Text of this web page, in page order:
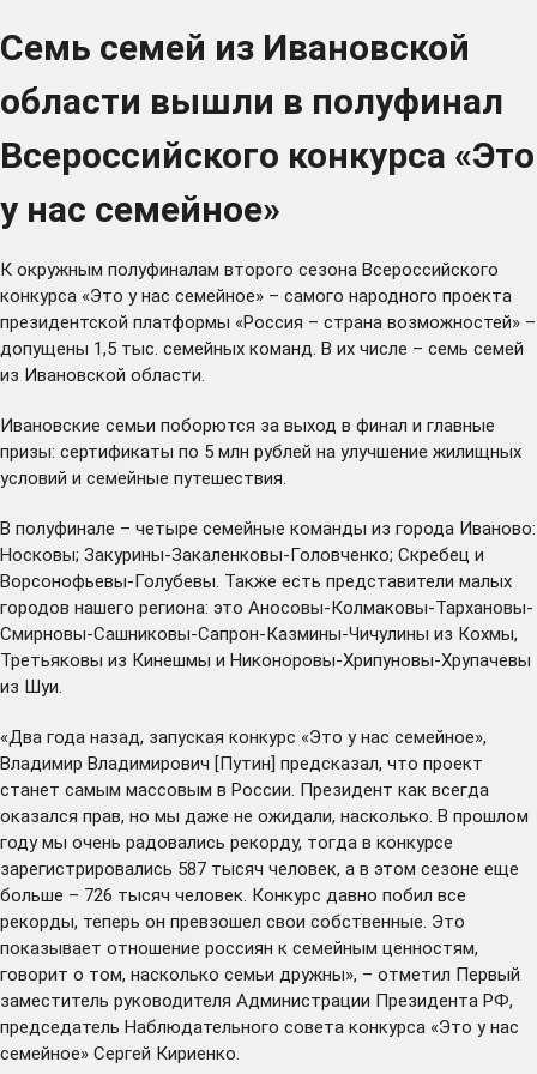
Семь семей из Ивановской
области вышли в полуфинал
Всероссийского конкурса «Это
у нас семейное»
К окружным полуфиналам второго сезона Всероссийского
конкурса «Это у нас семейное» – самого народного проекта
президентской платформы «Россия – страна возможностей» –
допущены 1,5 тыс. семейных команд. В их числе – семь семей
из Ивановской области.
Ивановские семьи поборются за выход в финал и главные
призы: сертификаты по 5 млн рублей на улучшение жилищных
условий и семейные путешествия.
В полуфинале – четыре семейные команды из города Иваново:
Носковы; Закурины-Закаленковы-Головченко; Скребец и
Ворсонофьевы-Голубевы. Также есть представители малых
городов нашего региона: это Аносовы-Колмаковы-Тархановы-
Смирновы-Сашниковы-Сапрон-Казмины-Чичулины из Кохмы,
Третьяковы из Кинешмы и Никоноровы-Хрипуновы-Хрупачевы
из Шуи.
«Два года назад, запуская конкурс «Это у нас семейное»,
Владимир Владимирович [Путин] предсказал, что проект
станет самым массовым в России. Президент как всегда
оказался прав, но мы даже не ожидали, насколько. В прошлом
году мы очень радовались рекорду, тогда в конкурсе
зарегистрировались 587 тысяч человек, а в этом сезоне еще
больше – 726 тысяч человек. Конкурс давно побил все
рекорды, теперь он превзошел свои собственные. Это
показывает отношение россиян к семейным ценностям,
говорит о том, насколько семьи дружны», – отметил Первый
заместитель руководителя Администрации Президента РФ,
председатель Наблюдательного совета конкурса «Это у нас
семейное» Сергей Кириенко.